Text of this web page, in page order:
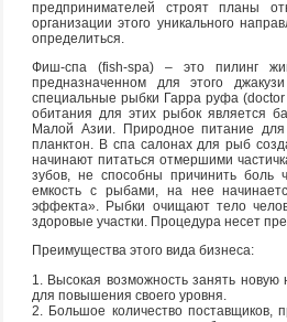
предпринимателей строят планы
организации этого уникального
определиться.
Фиш-спа (fish-spa) – это пилинг
предназначенном для этого
специальные рыбки Гарра руфа (doctor
обитания для этих рыбок является
Малой Азии. Природное питание
планктон. В спа салонах для рыб
начинают питаться отмершими
зубов, не способны причинить боль
емкость с рыбами, на нее
эффекта». Рыбки очищают тело
здоровые участки. Процедура несет
Преимущества этого вида бизнеса:
1. Высокая возможность занять
для повышения своего уровня.
2. Большое количество поставщиков,